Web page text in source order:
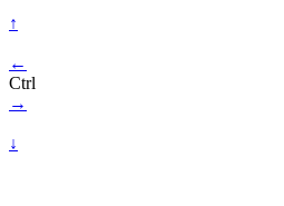
↑
←
Ctrl
→
↓